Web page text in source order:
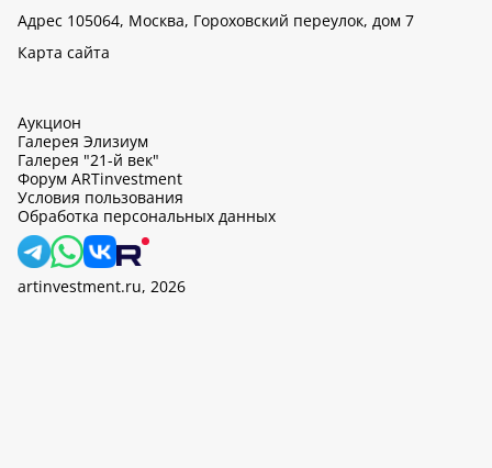
Адрес 105064, Москва, Гороховский переулок, дом 7
Карта сайта
Аукцион
Галерея Элизиум
Галерея "21-й век"
Форум ARTinvestment
Условия пользования
Обработка персональных данных
artinvestment.ru, 2026